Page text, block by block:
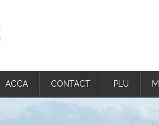
ACCA CONTACT PLU